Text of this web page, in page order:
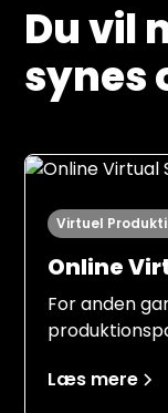
Du vil
synes
Virtuel
Online
For anden
Læs mere